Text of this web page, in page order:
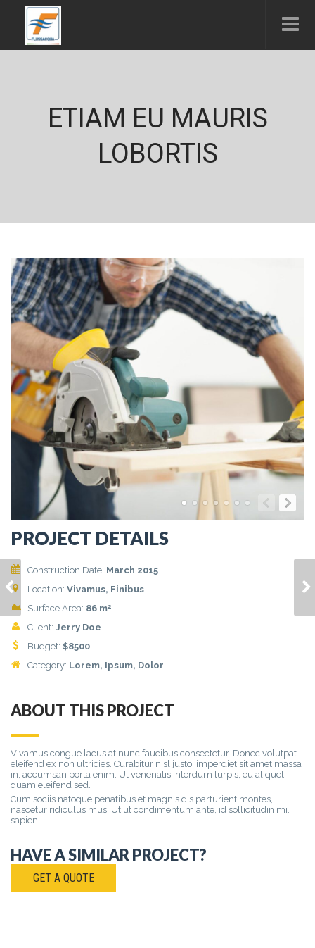
ETIAM EU MAURIS
LOBORTIS
PROJECT DETAILS
Construction Date: March 2015
Location: Vivamus, Finibus
Surface Area: 86 m2
Client: Jerry Doe
Budget: $8500
Category: Lorem, Ipsum, Dolor
ABOUT THIS PROJECT
Vivamus congue lacus at nunc faucibus consectetur. Donec volutpat
eleifend ex non ultricies. Curabitur nisl justo, imperdiet sit amet massa
in, accumsan porta enim. Ut venenatis interdum turpis, eu aliquet
quam eleifend sed.
Cum sociis natoque penatibus et magnis dis parturient montes,
nascetur ridiculus mus. Ut ut condimentum ante, id sollicitudin mi.
sapien
HAVE A SIMILAR PROJECT?
GET A QUOTE
ENIM EGET